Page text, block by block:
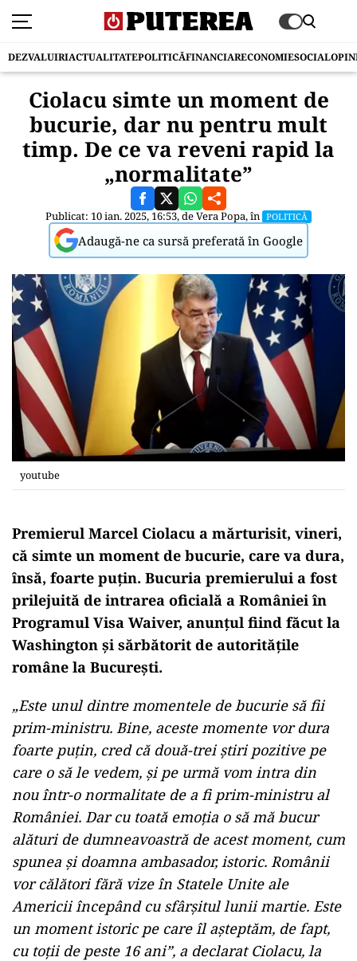
DEZVALUIRIACTUALITATEPOLITICĂFINANCIARECONOMIESOCIAL
Ciolacu simte un moment de
bucurie, dar nu pentru mult
timp. De ce va reveni rapid la
„normalitate”
Publicat: 10 ian. 2025, 16:53, deVera Popa, în POLITICĂ
Adaugă-ne ca sursă preferată în Google
youtube
Premierul Marcel Ciolacu a mărturisit, vineri,
că simte un moment de bucurie, care va dura,
însă, foarte puțin. Bucuria premierului a fost
prilejuită de intrarea oficială a României în
Programul Visa Waiver, anunțul fiind făcut la
Washington și sărbătorit de autoritățile
române la București.
„Este unul dintre momentele de bucurie să fii
prim-ministru. Bine, aceste momente vor dura
foarte puţin, cred că două-trei ştiri pozitive pe
care o să le vedem, şi pe urmă vom intra din
nou într-o normalitate de a fi prim-ministru al
României. Dar cu toată emoţia o să mă bucur
alături de dumneavoastră de acest moment, cum
spunea şi doamna ambasador, istoric. Românii
vor călători fără vize în Statele Unite ale
Americii începând cu sfârşitul lunii martie. Este
un moment istoric pe care îl aşteptăm, de fapt,
cu toţii de peste 16 ani”, a declarat Ciolacu, la